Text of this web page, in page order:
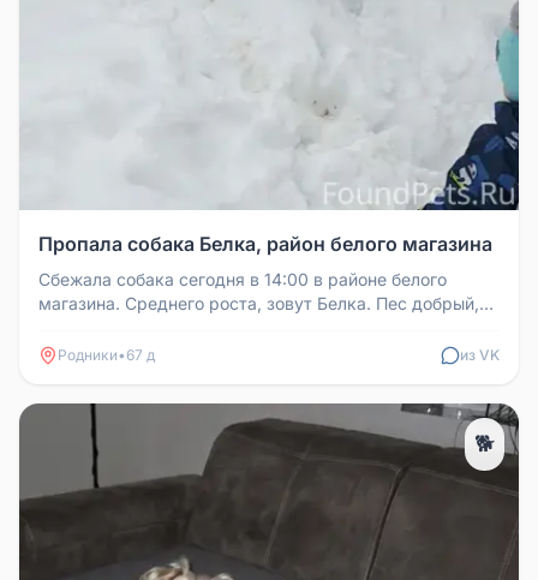
Пропала собака Белка, район белого магазина
Сбежала собака сегодня в 14:00 в районе белого
магазина. Среднего роста, зовут Белка. Пес добрый,
Родники•67 д из VK
🐕